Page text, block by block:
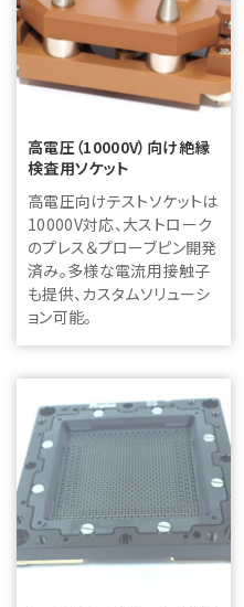
高電圧（10000V）向け絶縁
検査用ソケット
高電圧向けテストソケットは
10000V対応、大ストローク
のプレス＆プローブピン開発
済み。多様な電流用接触子
も提供、カスタムソリューシ
ョン可能。